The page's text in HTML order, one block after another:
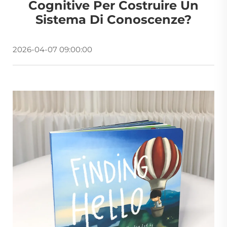
Cognitive Per Costruire Un
Sistema Di Conoscenze?
2026-04-07 09:00:00